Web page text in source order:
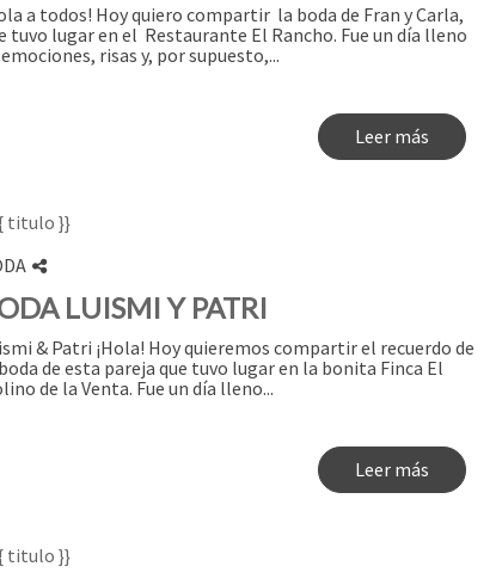
a todos! Hoy quiero compartir la boda de Fran y Carla,
tuvo lugar en el Restaurante El Rancho. Fue un día lleno
risas y, por supuesto,...
Leer más
LUISMI Y PATRI
& Patri ¡Hola! Hoy quieremos compartir el recuerdo de
de esta pareja que tuvo lugar en la bonita Finca El
de la Venta. Fue un día lleno...
Leer más